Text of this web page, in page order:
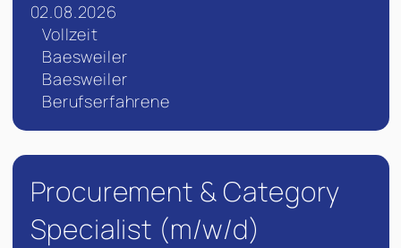
02.08.2026
Vollzeit
Baesweiler
Baesweiler
Berufserfahrene
Procurement & Category
Specialist (m/w/d)